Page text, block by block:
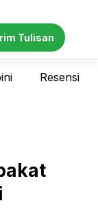
Tulisan
Resensi